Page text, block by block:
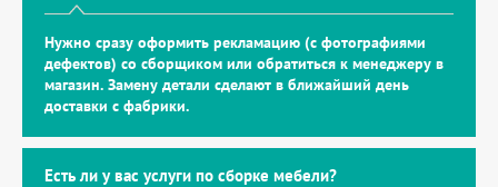
Нужно сразу оформить рекламацию (с фотографиями
дефектов) со сборщиком или обратиться к менеджеру в
магазин. Замену детали сделают в ближайший день
доставки с фабрики.
Есть ли у вас услуги по сборке мебели?